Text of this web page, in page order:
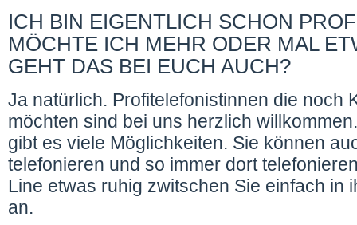
ICH BIN EIGENTLICH SCHON
MÖCHTE ICH MEHR ODER MAL
GEHT DAS BEI EUCH AUCH?
Ja natürlich. Profitelefonistinnen die noch
möchten sind bei uns herzlich
gibt es viele Möglichkeiten. Sie können
telefonieren und so immer dort
Line etwas ruhig zwitschen Sie einfach in
an.